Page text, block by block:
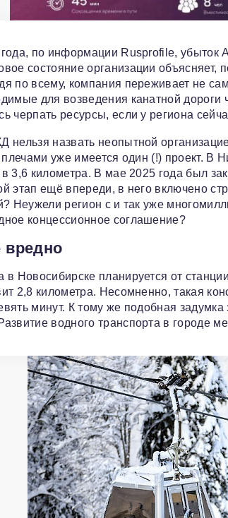
по информации Rusprofile, убыток
состояние организации
по всему, компания переживает не
для возведения канатной дороги
черпать ресурсы, если у региона
нельзя назвать неопытной
плечами уже имеется один (!) проект.
3,6 километра. В мае 2025 года был
этап ещё впереди, в него включено
Неужели регион с и так уже
концессионное соглашение?
вредно
в Новосибирске планируется от
2,8 километра. Несомненно, такая
минут. К тому же подобная
водного транспорта в городе